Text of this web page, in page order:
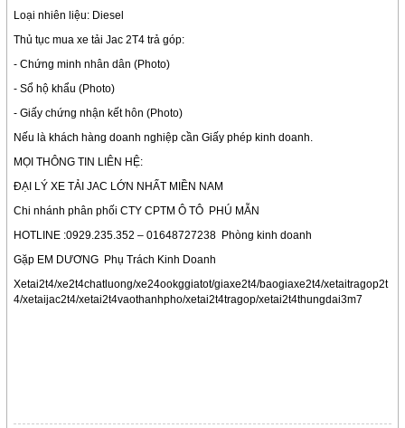
Loại nhiên liệu: Diesel
Thủ tục mua xe tải Jac 2T4 trả góp:
- Chứng minh nhân dân (Photo)
- Sổ hộ khẩu (Photo)
- Giấy chứng nhận kết hôn (Photo)
Nếu là khách hàng doanh nghiệp cần Giấy phép kinh doanh.
MỌI THÔNG TIN LIÊN HỆ:
ĐẠI LÝ XE TẢI JAC LỚN NHẤT MIỀN NAM
Chi nhánh phân phối CTY CPTM Ô TÔ PHÚ MẪN
HOTLINE :0929.235.352 – 01648727238 Phòng kinh doanh
Gặp EM DƯƠNG Phụ Trách Kinh Doanh
Xetai2t4/xe2t4chatluong/xe24ookggiatot/giaxe2t4/baogiaxe2t4/xetaitragop2t
4/xetaijac2t4/xetai2t4vaothanhpho/xetai2t4tragop/xetai2t4thungdai3m7